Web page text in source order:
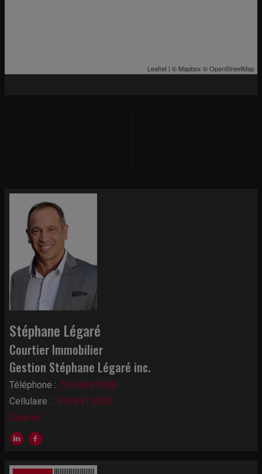
Leaflet | © Mapbox ©OpenStreetMap
Stéphane Légaré
Courtier Immobilier
Gestion Stéphane Légaré inc.
Téléphone : 514.603.7000
Cellulaire : 514.991.3030
Courriel